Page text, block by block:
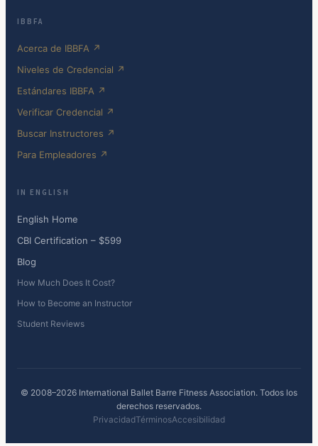
IBBFA
Acerca de IBBFA ↗
Niveles de Credencial ↗
Estándares IBBFA ↗
Verificar Credencial ↗
Buscar Instructores ↗
Para Empleadores ↗
IN ENGLISH
English Home
CBI Certification – $599
Blog
How Much Does It Cost?
How to Become an Instructor
Student Reviews
© 2008–2026 International Ballet Barre Fitness Association. Todos los
derechos reservados.
PrivacidadTérminosAccesibilidad